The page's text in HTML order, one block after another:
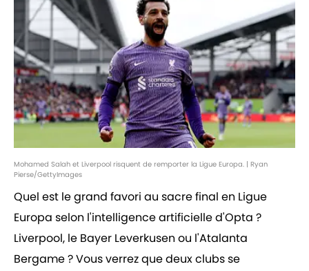
Mohamed Salah et Liverpool risquent de remporter la Ligue Europa. | Ryan
Pierse/GettyImages
Quel est le grand favori au sacre final en Ligue
Europa selon l'intelligence artificielle d'Opta ?
Liverpool, le Bayer Leverkusen ou l'Atalanta
Bergame ? Vous verrez que deux clubs se